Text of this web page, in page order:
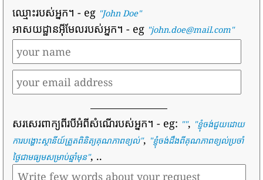
ឈ្មោះរបស់អ្នក។ - eg "John Doe"
អាសយដ្ឋានអ៊ីមែលរបស់អ្នក។ - eg "john.doe@mail.com"
សរសេរពាក្យពីរបីអំពីសំណើរបស់អ្នក។ - eg: "", "ខ្ញុំចង់ជួយដោយ
ការបង្ហោះស្ថានីយ៍ត្រួតពិនិត្យគុណភាពខ្យល់", "ខ្ញុំចង់ដឹងពីគុណភាពខ្យល់ប្រចាំ
ថ្ងៃជាមធ្យមសម្រាប់ឆ្នាំមុន", ..